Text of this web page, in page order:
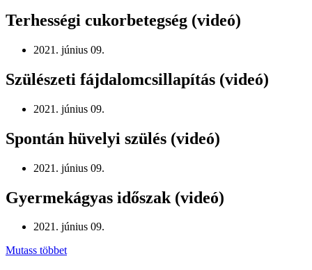
Terhességi cukorbetegség (videó)
2021. június 09.
Szülészeti fájdalomcsillapítás (videó)
2021. június 09.
Spontán hüvelyi szülés (videó)
2021. június 09.
Gyermekágyas időszak (videó)
2021. június 09.
Mutass többet